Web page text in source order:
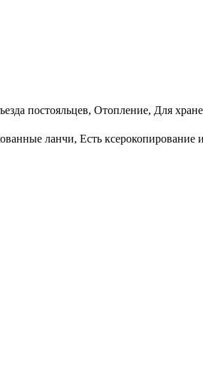
постояльцев, Отопление, Для
ланчи, Есть